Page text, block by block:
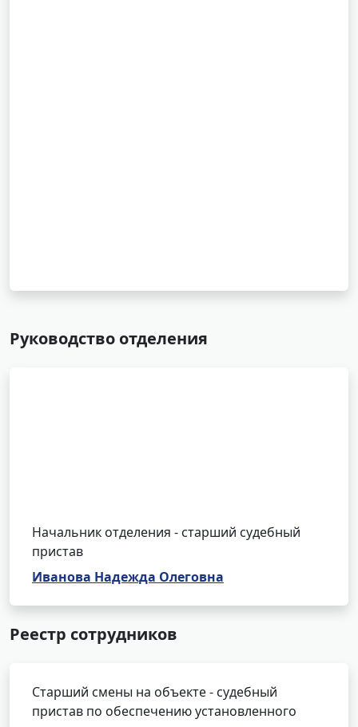
Руководство отделения
Начальник отделения - старший судебный
пристав
Иванова Надежда Олеговна
Реестр сотрудников
Старший смены на объекте - судебный
пристав по обеспечению установленного